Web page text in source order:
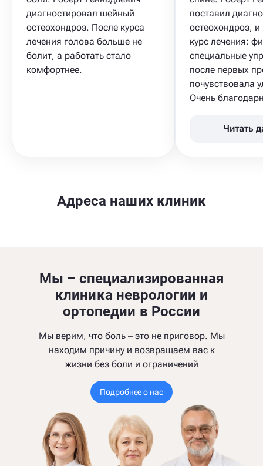
диагностировал шейный
остеохондроз. После курса
лечения голова больше не
болит, а работать стало
комфортнее.
поставил
остеохондроз,
курс лечения:
специальные
после первых
почувствовала
Очень
Читать
Адреса наших клиник
Мы – специализированная
клиника неврологии и
ортопедии в России
Мы верим, что боль – это не приговор. Мы
находим причину и возвращаем вас к
жизни без боли и ограничений
Подробнее о нас